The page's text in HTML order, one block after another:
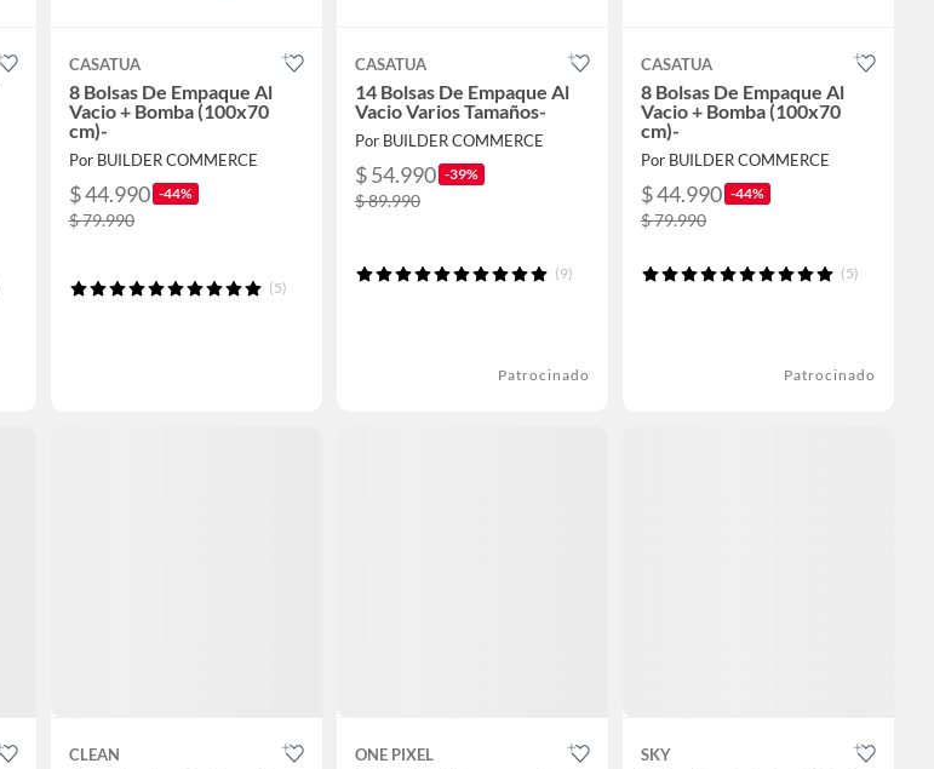
CASATUA
8 Bolsas De Empaque Al
Vacio + Bomba (100x70
cm)-
Por BUILDER COMMERCE
$ 44.990 -44%
$ 79.990
(5)
CASATUA
14 Bolsas De Empaque Al
Vacio Varios Tamaños-
Por BUILDER COMMERCE
$ 54.990 -39%
$ 89.990
(9)
Patrocinado
CASATUA
8 Bolsas De Empaque Al
Vacio + Bomba (100x70
cm)-
Por BUILDER COMMERCE
$ 44.990 -44%
$ 79.990
(5)
Patrocinado
CLEAN ONE PIXEL SKY